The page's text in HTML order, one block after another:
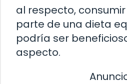
al respecto,
parte de una dieta
podría ser
aspecto.